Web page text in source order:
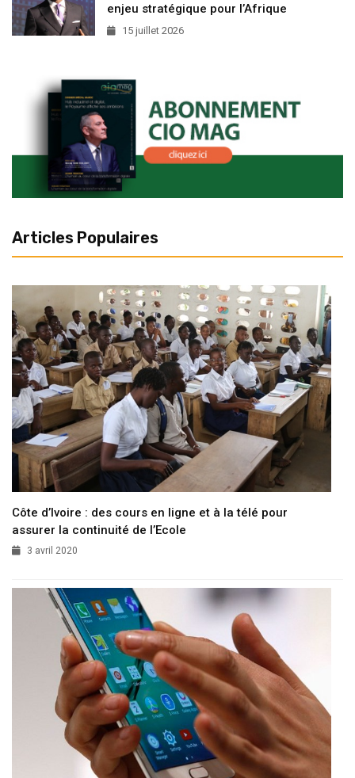
enjeu stratégique pour l’Afrique
15 juillet 2026
Articles Populaires
Côte d’Ivoire : des cours en ligne et à la télé pour
assurer la continuité de l’Ecole
3 avril 2020